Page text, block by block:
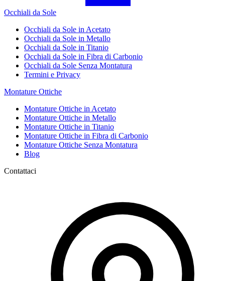
Occhiali da Sole
Occhiali da Sole in Acetato
Occhiali da Sole in Metallo
Occhiali da Sole in Titanio
Occhiali da Sole in Fibra di Carbonio
Occhiali da Sole Senza Montatura
Termini e Privacy
Montature Ottiche
Montature Ottiche in Acetato
Montature Ottiche in Metallo
Montature Ottiche in Titanio
Montature Ottiche in Fibra di Carbonio
Montature Ottiche Senza Montatura
Blog
Contattaci